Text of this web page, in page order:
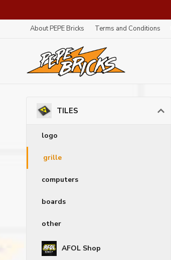
About PEPE Bricks Terms and Conditions
TILES
logo
grille
computers
boards
other
AFOL Shop